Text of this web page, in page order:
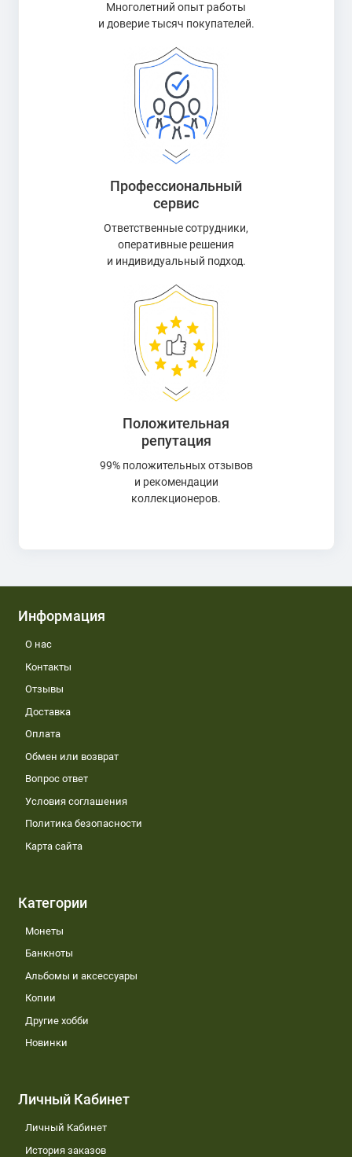
Многолетний опыт работы
и доверие тысяч покупателей.
Профессиональный
сервис
Ответственные сотрудники,
оперативные решения
и индивидуальный подход.
Положительная
репутация
99% положительных отзывов
и рекомендации
коллекционеров.
Информация
О нас
Контакты
Отзывы
Доставка
Оплата
Обмен или возврат
Вопрос ответ
Условия соглашения
Политика безопасности
Карта сайта
Категории
Монеты
Банкноты
Альбомы и аксессуары
Копии
Другие хобби
Новинки
Личный Кабинет
Личный Кабинет
История заказов